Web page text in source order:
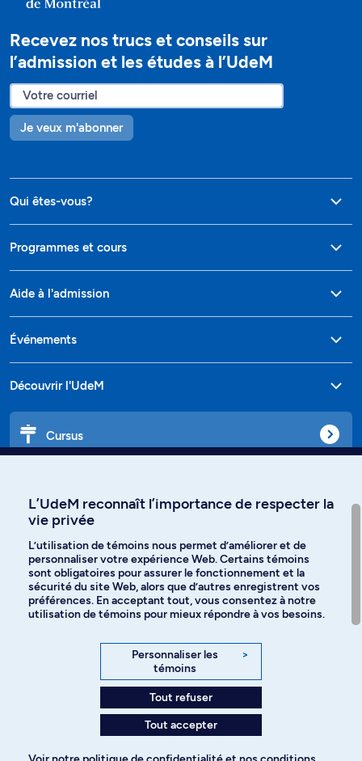
Recevez nos trucs et conseils sur
l’admission et les études à l’UdeM
Je veux m'abonner
Qui êtes-vous?
Programmes et cours
Aide à l'admission
Événements
Découvrir l'UdeM
Cursus
Langues
Facebook Instagram
YouTube
Politique de confidentialité
L’UdeM reconnaît l’importance de respecter la
vie privée
L’utilisation de témoins nous permet d’améliorer et de
personnaliser votre expérience Web. Certains témoins
sont obligatoires pour assurer le fonctionnement et la
sécurité du site Web, alors que d’autres enregistrent vos
préférences. En acceptant tout, vous consentez à notre
utilisation de témoins pour mieux répondre à vos besoins.
Personnaliser les
témoins
>
Tout refuser
Tout accepter